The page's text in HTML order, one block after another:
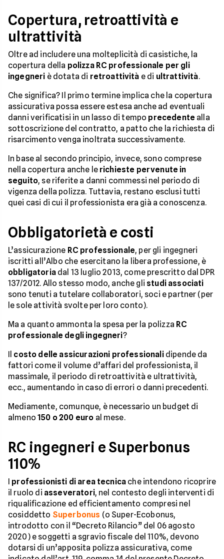
Copertura, retroattività e
ultrattività
Oltre ad includere una molteplicità di casistiche, la
copertura della polizza RC professionale per gli
ingegneri è dotata di retroattività e di ultrattività.
Che significa? Il primo termine implica che la copertura
assicurativa possa essere estesa anche ad eventuali
danni verificatisi in un lasso di tempo precedente alla
sottoscrizione del contratto, a patto che la richiesta di
risarcimento venga inoltrata successivamente.
In base al secondo principio, invece, sono comprese
nella copertura anche le richieste pervenute in
seguito, se riferite a danni commessi nel periodo di
vigenza della polizza. Tuttavia, restano esclusi tutti
quei casi di cui il professionista era già a conoscenza.
Obbligatorietà e costi
L’assicurazione RC professionale, per gli ingegneri
iscritti all’Albo che esercitano la libera professione, è
obbligatoriadal 13 luglio 2013, come prescritto dal DPR
137/2012. Allo stesso modo, anche gli studi associati
sono tenuti a tutelare collaboratori, soci e partner (per
le sole attività svolte per loro conto).
Ma a quanto ammonta la spesa per la polizza RC
professionale degli ingegneri?
Il costo delle assicurazioni professionalidipende da
fattori come il volume d’affari del professionista, il
massimale, il periodo di retroattività e ultrattività,
ecc., aumentando in caso di errori o danni precedenti.
Mediamente, comunque, è necessario un budget di
almeno150 o 200 euro al mese.
RC ingegneri e Superbonus
110%
I professionisti di area tecnica che intendono ricoprire
il ruolo di asseveratori, nel contesto degli interventi di
riqualificazione ed efficientamento compresi nel
cosiddetto Superbonus (o Super-Ecobonus,
introdotto con il “Decreto Rilancio” del 06 agosto
2020) e soggetti a sgravio fiscale del 110%, devono
dotarsi di un’apposita polizza assicurativa, come